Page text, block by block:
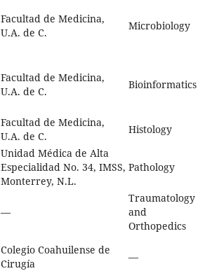
Facultad de Medicina,
U.A. de C.
Microbiology
Facultad de Medicina,
U.A. de C.
Bioinformatics
Facultad de Medicina,
U.A. de C.
Histology
Unidad Médica de Alta
Especialidad No. 34, IMSS,
Monterrey, N.L.
Pathology
—
Traumatology
and
Orthopedics
Colegio Coahuilense de
Cirugía
—